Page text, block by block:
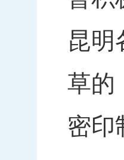
昆明
草的
密印